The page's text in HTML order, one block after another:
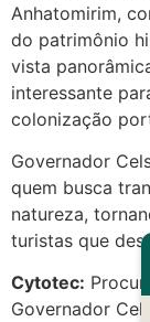
Anhatomirim,
do patrimônio
vista
interessante
colonização
Governador
quem busca
natureza,
turistas que
Cytotec:
Governador